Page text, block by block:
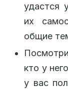
удастся
их
общие
кто у
у вас